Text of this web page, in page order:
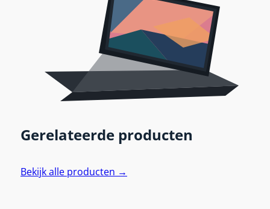
Gerelateerde producten
Bekijk alle producten →